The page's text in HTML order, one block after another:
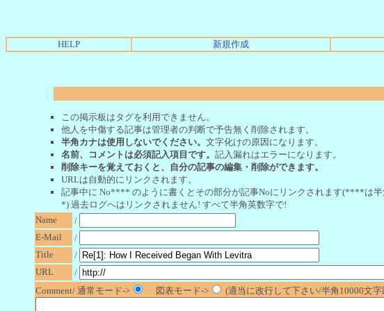
HELP 新規作成
この掲示板はタグを利用できません。
他人を中傷する記事は管理者の判断で予告無く削除されます。
半角カナは使用しないでください。 文字化けの原因になります。
名前、コメントは必須記入項目です。 記入漏れはエラーになります。
削除キーを覚えておくと、自分の記事の編集・削除ができます。
URLは自動的にリンクされます。
記事中に No**** のように書くとその部分が記事Noにリンクされます(****は半
*) 過去ログへはリンクされません! すべて半角英数字で!
Name
/
E-Mail
/
Title
/
URL
/
Comment/ 通常モード->
図表モード-> (適当に改行して下さい/半角10000文字